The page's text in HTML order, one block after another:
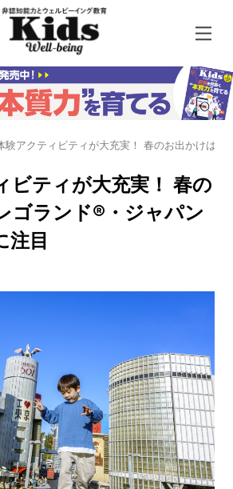
験アクティビティが大充実！ 春のお出かけは
ビティが大充実！ 春の
ゴランド®・ジャパン
注目